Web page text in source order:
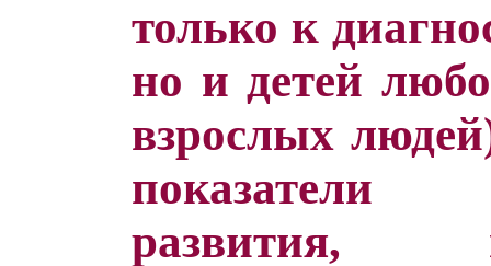
только к
но и детей
взрослых
показатели
развития,